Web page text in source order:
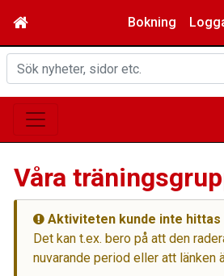
Bokning
Våra
Aktiviteten kunde inte hittas
Det kan t.ex. bero på att den
nuvarande period eller att länken